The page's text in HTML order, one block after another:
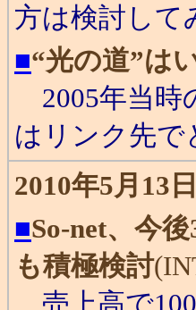
方は検討して
■“光の道”は
2005年当時
はリンク先で
2010年5月13
■So-net、今
も積極検討
売上高で